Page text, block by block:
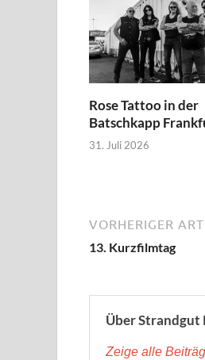
Rose Tattoo in der
Batschkapp
31. Juli 2026
VORHERIGER
13. Kurzfilmtag
Über
Zeige alle